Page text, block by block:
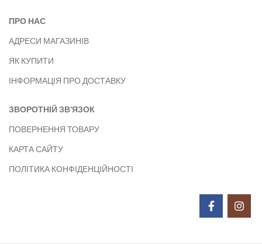
ПРО НАС
АДРЕСИ МАГАЗИНІВ
ЯК КУПИТИ
ІНФОРМАЦІЯ ПРО ДОСТАВКУ
ЗВОРОТНІЙ ЗВ’ЯЗОК
ПОВЕРНЕННЯ ТОВАРУ
КАРТА САЙТУ
ПОЛІТИКА КОНФІДЕНЦІЙНОСТІ